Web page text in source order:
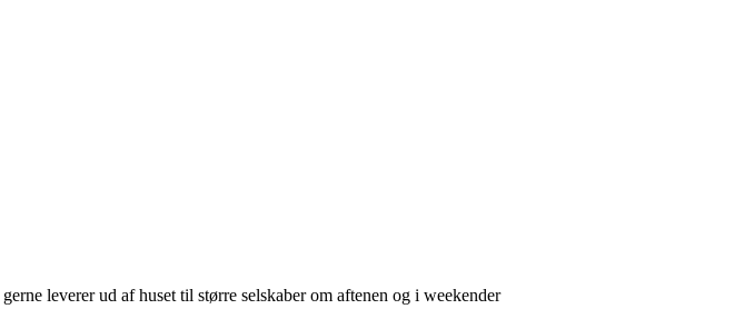
leverer ud af huset til større selskaber om aftenen og i weekender